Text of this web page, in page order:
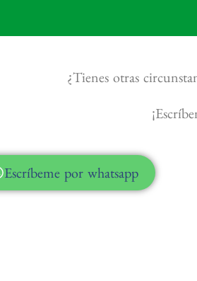
¿Tienes otras
Escríbeme por whatsapp